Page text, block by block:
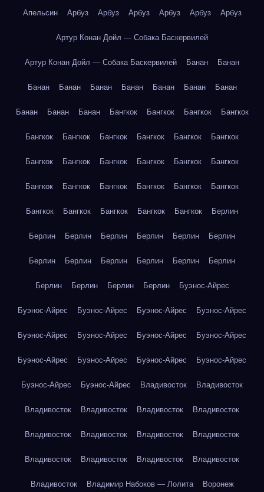
Апельсин Арбуз Арбуз Арбуз Арбуз Арбуз Арбуз
Артур Конан Дойл — Собака Баскервилей
Артур Конан Дойл — Собака Баскервилей Банан Банан
Банан Банан Банан Банан Банан Банан Банан
Банан Банан Банан Бангкок Бангкок Бангкок Бангкок
Бангкок Бангкок Бангкок Бангкок Бангкок Бангкок
Бангкок Бангкок Бангкок Бангкок Бангкок Бангкок
Бангкок Бангкок Бангкок Бангкок Бангкок Бангкок
Бангкок Бангкок Бангкок Бангкок Бангкок Берлин
Берлин Берлин Берлин Берлин Берлин Берлин
Берлин Берлин Берлин Берлин Берлин Берлин
Берлин Берлин Берлин Берлин Буэнос-Айрес
Буэнос-Айрес Буэнос-Айрес Буэнос-Айрес Буэнос-Айрес
Буэнос-Айрес Буэнос-Айрес Буэнос-Айрес Буэнос-Айрес
Буэнос-Айрес Буэнос-Айрес Буэнос-Айрес Буэнос-Айрес
Буэнос-Айрес Буэнос-Айрес Владивосток Владивосток
Владивосток Владивосток Владивосток Владивосток
Владивосток Владивосток Владивосток Владивосток
Владивосток Владивосток Владивосток Владивосток
Владивосток Владимир Набоков — Лолита Воронеж